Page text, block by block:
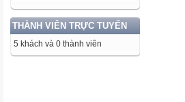
THÀNH VIÊN TRỰC TUYẾN
5 khách và 0 thành viên